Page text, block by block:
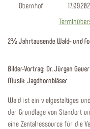
Obernhof
2½ Jahrtausende Wald- und
Bilder-Vortrag: Dr. Jürgen Gauer
Musik: Jagdhornbläser
Wald ist ein vielgestaltiges
der Grundlage von Standort
eine Zentalressource für die